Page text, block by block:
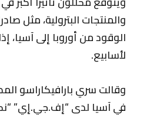
والمنتجات البترولية، مثل
الوقود من أوروبا إلى آسيا،
لأسابيع.
وقالت سري بارافيكاراسو